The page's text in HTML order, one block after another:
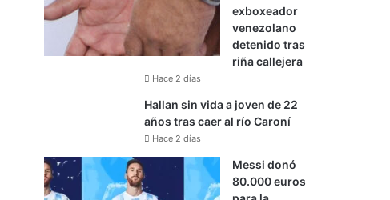
exboxeador
venezolano
detenido tras
riña callejera
Hace 2 días
Hallan sin vida a joven de 22
años tras caer al río Caroní
Hace 2 días
Messi donó
80.000 euros